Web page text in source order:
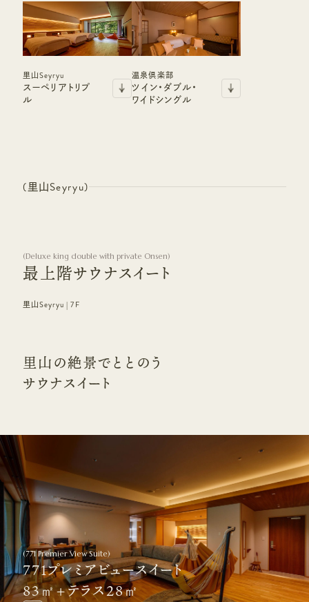
里山Seyryu
スーペリアトリプ
ル
温泉倶楽部
ツイン・ダブル・
ワイドシングル
(里山Seyryu)
(Deluxe king double with private Onsen)
最上階サウナスイート
里山Seyryu | 7F
里山の絶景でととのう
サウナスイート
(771 Premier View Suite)
771プレミアビュースイート
83㎡+テラス28㎡